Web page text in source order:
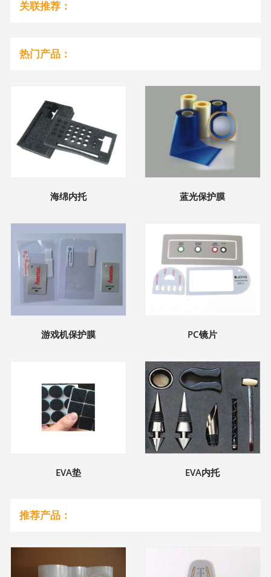
关联推荐：
热门产品：
海绵内托 蓝光保护膜
游戏机保护膜 PC镜片
EVA垫 EVA内托
推荐产品：